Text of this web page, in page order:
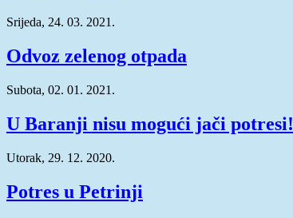
Srijeda, 24. 03. 2021.
Odvoz zelenog otpada
Subota, 02. 01. 2021.
U Baranji nisu mogući jači potresi!
Utorak, 29. 12. 2020.
Potres u Petrinji